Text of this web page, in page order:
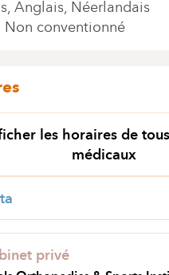
Anglais Néerlandais
Non conventionné
les horaires de
médicaux
du Triomphe, 201
(Auderghem)
rendez-vous en ligne
privé